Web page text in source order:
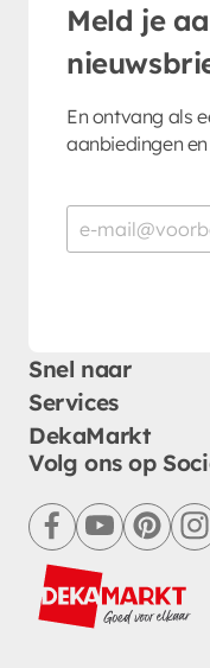
Meld je
En ontvang als
aanbiedingen
Snel naar
Services
DekaMarkt
Volg ons op
facebookyoutube